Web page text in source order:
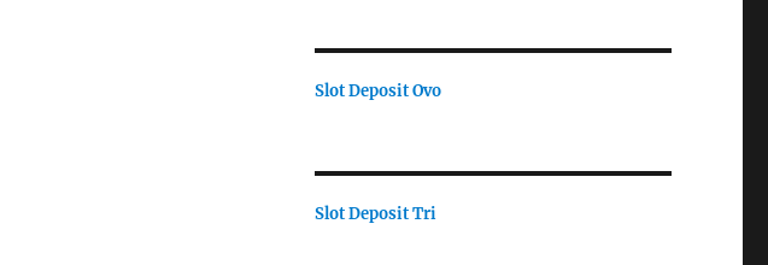
Slot Deposit Ovo
Slot Deposit Tri